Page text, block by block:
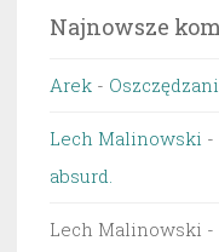
Najnowsze
Arek -
Lech Malinowski -
absurd.
Lech Malinowski -